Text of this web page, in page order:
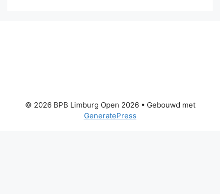
© 2026 BPB Limburg Open 2026• Gebouwd met
GeneratePress